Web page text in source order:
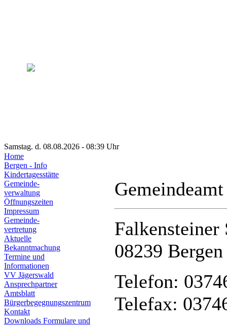
Samstag. d. 08.08.2026 - 08:39 Uhr
Home
Bergen - Info
Kindertagesstätte
Gemeinde-
verwaltung
Öffnungszeiten
Impressum
Gemeinde-
vertretung
Aktuelle
Bekanntmachung
Termine und
Informationen
VV Jägerswald
Ansprechpartner
Amtsblatt
Bürgerbegegnungszentrum
Kontakt
Downloads Formulare und
Falkensteiner
08239 Bergen
Telefon:
Telefax: